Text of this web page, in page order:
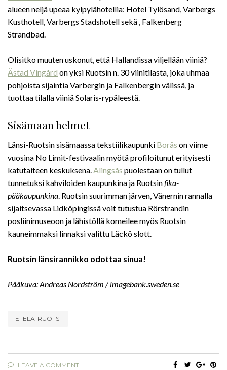
alueen neljä upeaa kylpylähotellia: Hotel Tylösand, Varbergs
Kusthotell, Varbergs Stadshotell sekä , Falkenberg
Strandbad.
Olisitko muuten uskonut, että Hallandissa viljellään viiniä?
Ästad Vingård on yksi Ruotsin n. 30 viinitilasta, joka uhmaa
pohjoista sijaintia Varbergin ja Falkenbergin välissä, ja
tuottaa tilalla viiniä Solaris-rypäleestä.
Sisämaan helmet
Länsi-Ruotsin sisämaassa tekstiilikaupunki Borås on viime
vuosina No Limit-festivaalin myötä profiloitunut erityisesti
katutaiteen keskuksena.Alingsås puolestaan on tullut
tunnetuksi kahviloiden kaupunkina ja Ruotsinfika-
pääkaupunkina. Ruotsin suurimman järven, Vänernin rannalla
sijaitsevassa Lidköpingissä voit tutustua Rörstrandin
posliinimuseoon ja lähistöllä komeilee myös Ruotsin
kauneimmaksi linnaksi valittu Läckö slott.
Ruotsin länsirannikko odottaa sinua!
Pääkuva: Andreas Nordström / imagebank.sweden.se
ETELÄ-RUOTSI
LEAVE A COMMENT